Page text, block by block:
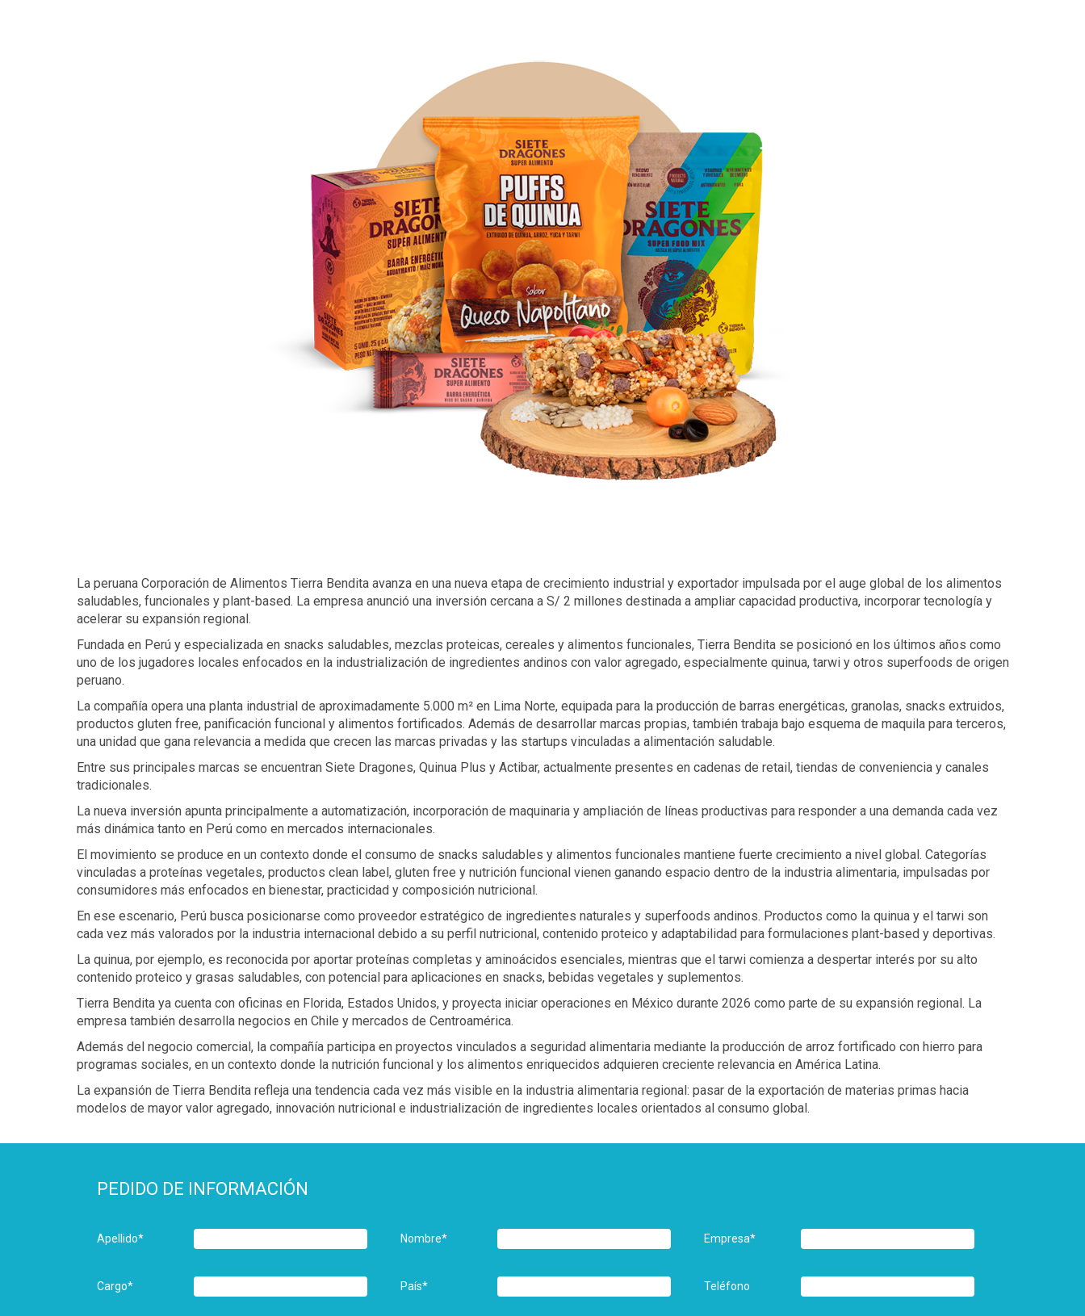
La peruana Corporación de Alimentos Tierra Bendita avanza en una nueva etapa de crecimiento industrial y exportador impulsada por el auge global de los alimentos
saludables, funcionales y plant-based. La empresa anunció una inversión cercana a S/ 2 millones destinada a ampliar capacidad productiva, incorporar tecnología y
acelerar su expansión regional.
Fundada en Perú y especializada en snacks saludables, mezclas proteicas, cereales y alimentos funcionales, Tierra Bendita se posicionó en los últimos años como
uno de los jugadores locales enfocados en la industrialización de ingredientes andinos con valor agregado, especialmente quinua, tarwi y otros superfoods de origen
peruano.
La compañía opera una planta industrial de aproximadamente 5.000 m² en Lima Norte, equipada para la producción de barras energéticas, granolas, snacks extruidos,
productos gluten free, panificación funcional y alimentos fortificados. Además de desarrollar marcas propias, también trabaja bajo esquema de maquila para terceros,
una unidad que gana relevancia a medida que crecen las marcas privadas y las startups vinculadas a alimentación saludable.
Entre sus principales marcas se encuentran Siete Dragones, Quinua Plus y Actibar, actualmente presentes en cadenas de retail, tiendas de conveniencia y canales
tradicionales.
La nueva inversión apunta principalmente a automatización, incorporación de maquinaria y ampliación de líneas productivas para responder a una demanda cada vez
más dinámica tanto en Perú como en mercados internacionales.
El movimiento se produce en un contexto donde el consumo de snacks saludables y alimentos funcionales mantiene fuerte crecimiento a nivel global. Categorías
vinculadas a proteínas vegetales, productos clean label, gluten free y nutrición funcional vienen ganando espacio dentro de la industria alimentaria, impulsadas por
consumidores más enfocados en bienestar, practicidad y composición nutricional.
En ese escenario, Perú busca posicionarse como proveedor estratégico de ingredientes naturales y superfoods andinos. Productos como la quinua y el tarwi son
cada vez más valorados por la industria internacional debido a su perfil nutricional, contenido proteico y adaptabilidad para formulaciones plant-based y deportivas.
La quinua, por ejemplo, es reconocida por aportar proteínas completas y aminoácidos esenciales, mientras que el tarwi comienza a despertar interés por su alto
contenido proteico y grasas saludables, con potencial para aplicaciones en snacks, bebidas vegetales y suplementos.
Tierra Bendita ya cuenta con oficinas en Florida, Estados Unidos, y proyecta iniciar operaciones en México durante 2026 como parte de su expansión regional. La
empresa también desarrolla negocios en Chile y mercados de Centroamérica.
Además del negocio comercial, la compañía participa en proyectos vinculados a seguridad alimentaria mediante la producción de arroz fortificado con hierro para
programas sociales, en un contexto donde la nutrición funcional y los alimentos enriquecidos adquieren creciente relevancia en América Latina.
La expansión de Tierra Bendita refleja una tendencia cada vez más visible en la industria alimentaria regional: pasar de la exportación de materias primas hacia
modelos de mayor valor agregado, innovación nutricional e industrialización de ingredientes locales orientados al consumo global.
PEDIDO DE INFORMACIÓN
Apellido* Nombre* Empresa*
Cargo* País* Teléfono